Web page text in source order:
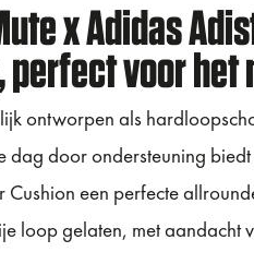
x Adidas
voor het
ontworpen als
door ondersteuning
een perfecte
loop gelaten, met aandacht